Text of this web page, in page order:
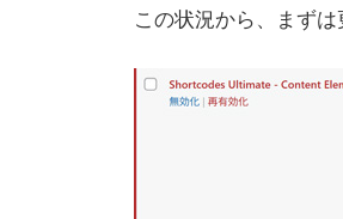
この状況から、まずは